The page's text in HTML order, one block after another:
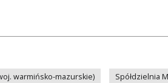
warmińsko-mazurskie)
Spółdzielnia